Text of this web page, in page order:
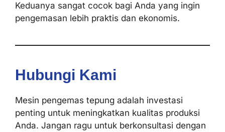
Keduanya sangat cocok bagi Anda yang ingin
pengemasan lebih praktis dan ekonomis.
Hubungi Kami
Mesin pengemas tepung adalah investasi
penting untuk meningkatkan kualitas produksi
Anda. Jangan ragu untuk berkonsultasi dengan